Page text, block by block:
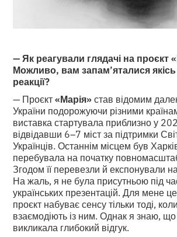
— Як реагували глядачі на проєкт
Можливо, вам запам’яталися якісь
реакції?
— Проєкт«Марія»став відомим
України подорожуючи різними
виставка стартувала приблизно у
відвідавши 6–7 міст за підтримки
Українців. Останнім місцем був
перебувала на початку
Згодом її перевезли й експонували
На жаль, я не була присутньою під
українських презентацій. Для мене
проєкт набуває сенсу тільки тоді,
взаємодіють із ним. Однак я знаю,
викликала глибокий відгук.